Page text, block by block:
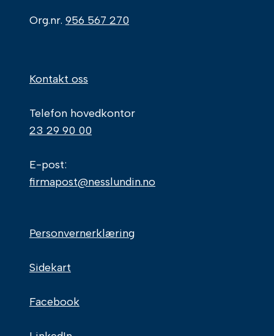
Org.nr. 956 567 270
Kontakt oss
Telefon hovedkontor
23 29 90 00
E-post:
firmapost@nesslundin.no
Personvernerklæring
Sidekart
Facebook